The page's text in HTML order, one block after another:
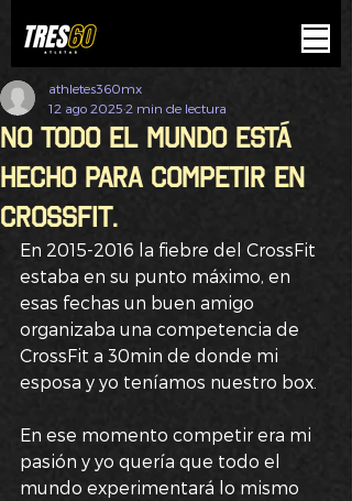
No todo el mundo está
hecho para competir en
CrossFit.
athletes360mx
12 ago 2025 2 min de lectura
En 2015-2016 la fiebre del CrossFit
estaba en su punto máximo, en
esas fechas un buen amigo
organizaba una competencia de
CrossFit a 30min de donde mi
esposa y yo teníamos nuestro box.
En ese momento competir era mi
pasión y yo quería que todo el
mundo experimentará lo mismo